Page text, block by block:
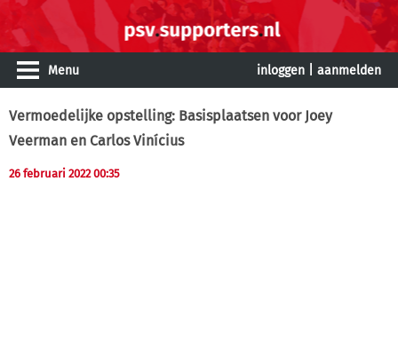
Menu inloggen aanmelden
Vermoedelijke opstelling: Basisplaatsen voor Joey
Veerman en Carlos Vinícius
26 februari 2022 00:35